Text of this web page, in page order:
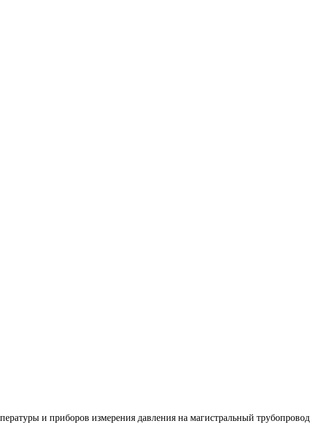
и приборов измерения давления на магистральный трубопровод